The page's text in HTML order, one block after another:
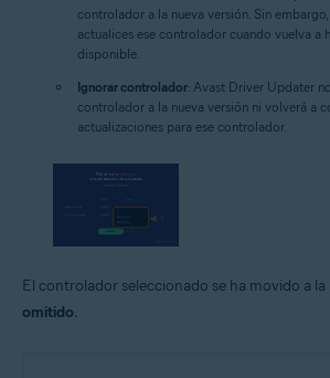
controlador a la nueva versión. Sin
actualices ese controlador cuando vuelva a
disponible.
Ignorar controlador: Avast Driver Updater
controlador a la nueva versión ni volverá a
actualizaciones para ese controlador.
El controlador seleccionado se ha movido a la
omitido.